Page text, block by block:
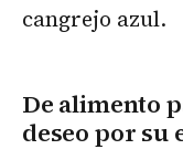
cangrejo azul.
De alimento
deseo por su